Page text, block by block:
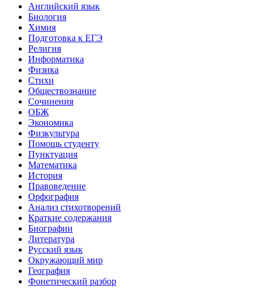
Английский язык
Биология
Химия
Подготовка к ЕГЭ
Религия
Информатика
Физика
Стихи
Обществознание
Сочинения
ОБЖ
Экономика
Физкультура
Помощь студенту
Пунктуация
Математика
История
Правоведение
Орфография
Анализ стихотворений
Краткие содержания
Биографии
Литература
Русский язык
Окружающий мир
География
Фонетический разбор